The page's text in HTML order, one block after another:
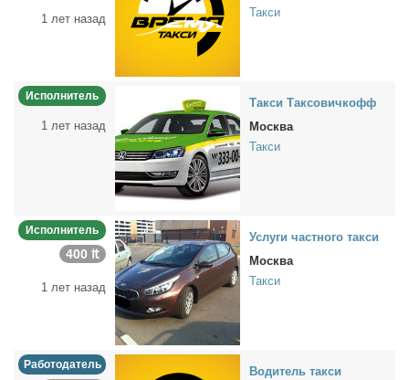
1 лет назад
Такси
Исполнитель
1 лет назад
Так­си Так­со­вич­кофф
Москва
Такси
Исполнитель
400 ₶
1 лет назад
Услу­ги част­но­го так­си
Москва
Такси
Работодатель
Во­ди­тель так­си